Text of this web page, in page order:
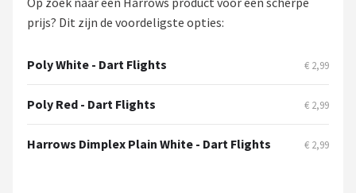
prijs? Dit zijn de voordeligste opties:
Poly White - Dart Flights € 2,99
Poly Red - Dart Flights € 2,99
Harrows Dimplex Plain White - Dart Flights € 2,99